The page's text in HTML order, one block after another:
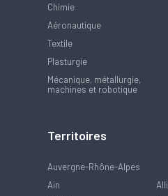
Chimie
Aéronautique
Textile
Plasturgie
Mécanique, métallurgie,
machines et robotique
Territoires
Auvergne-Rhône-Alpes
Ain